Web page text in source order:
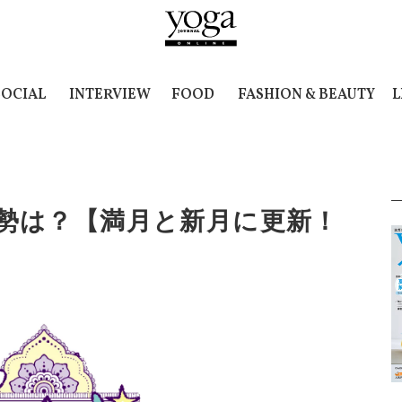
INTERVIEW FOOD FASHION & BEAUTY
？【満月と新月に更新！